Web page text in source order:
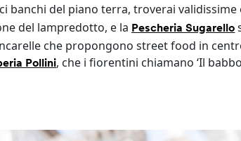
banchi del piano terra, troverai validissime
del lampredotto, e la Pescheria Sugarello
che propongono street food in
Pollini, che i fiorentini chiamano ‘Il